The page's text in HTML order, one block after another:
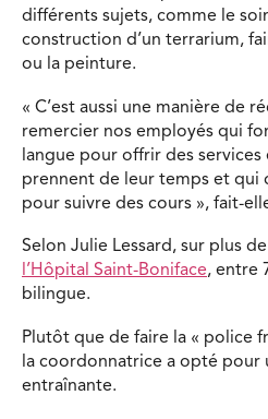
différents sujets, comme le
construction d’un terrarium,
ou la peinture.
« C’est aussi une manière de
remercier nos employés qui
langue pour offrir des services
prennent de leur temps et qui
pour suivre des cours », fait-
Selon Julie Lessard, sur plus
l’Hôpital Saint-Boniface, entre
bilingue.
Plutôt que de faire la « police
la coordonnatrice a opté pour
entraînante.